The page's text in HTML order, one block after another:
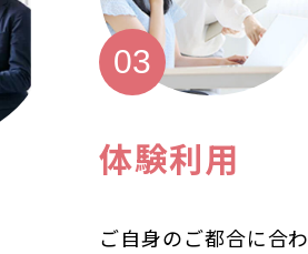
体験利用
ご自身のご都合に合わ